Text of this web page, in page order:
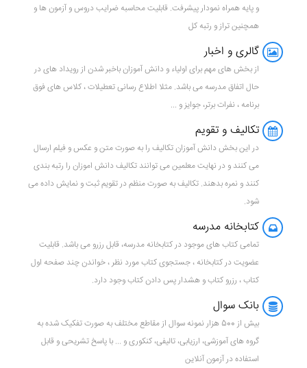
و پایه همراه نمودار پیشرفت. قابلیت محاسبه ضرایب دروس و آزمون ها و
همچنین تراز و رتبه کل
گالری و اخبار
از بخش های مهم برای اولیاء و دانش آموزان باخبر شدن از رویداد های در
حال اتفاق مدرسه می باشد. مثلا اطلاع رسانی تعطیلات ، کلاس های فوق
برنامه ، نفرات برتر، جوایز و ...
تکالیف و تقویم
در این بخش دانش آموزان تکالیف را به صورت متن و عکس و فیلم ارسال
می کنند و در نهایت معلمین می توانند تکالیف دانش اموزان را رتبه بندی
کنند و نمره بدهند. تکالیف به صورت منظم در تقویم ثبت و نمایش داده می
شود.
کتابخانه مدرسه
تمامی کتاب های موجود در کتابخانه مدرسه، قابل رزرو می باشد. قابلیت
عضویت در کتابخانه ، جستجوی کتاب مورد نظر ، خواندن چند صفحه اول
کتاب ، رزرو کتاب و هشدار پس دادن کتاب وجود دارد.
بانک سوال
بیش از 500 هزار نمونه سوال از مقاطع مختلف به صورت تفکیک شده به
گروه های آموزشی، ارزیابی، تالیفی، کنکوری و ... با پاسخ تشریحی و قابل
استفاده در آزمون آنلاین